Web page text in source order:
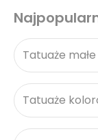
Tatuaże małe
Tatuaże